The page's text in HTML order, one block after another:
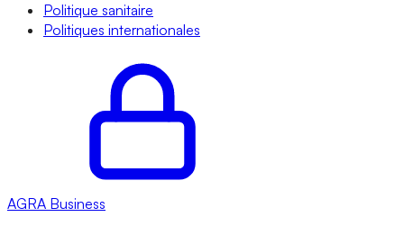
Politique sanitaire
Politiques internationales
AGRA Business